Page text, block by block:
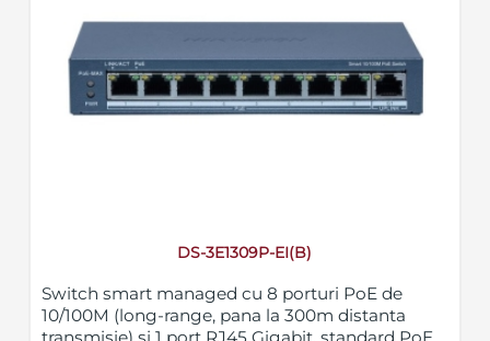
DS-3E1309P-EI(B)
Switch smart managed cu 8 porturi PoE de
10/100M (long-range, pana la 300m distanta